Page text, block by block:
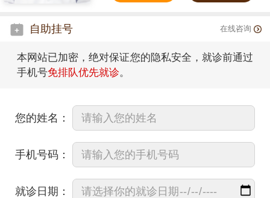
自助挂号 在线咨询
本网站已加密，绝对保证您的隐私安全，就诊前通过
手机号免排队优先就诊。
您的姓名：
手机号码：
就诊日期：